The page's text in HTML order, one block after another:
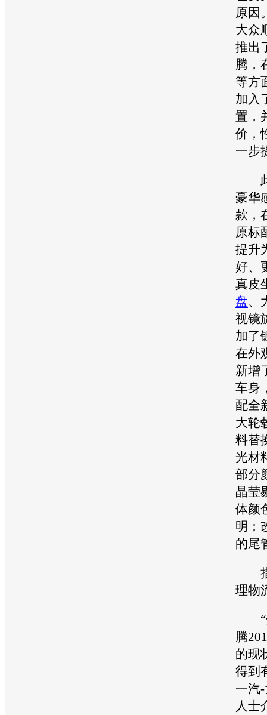
原因
大众
推出
腾
等方
加入
置，
价，
一步
此
豪华
款，
原标
提升
好、
真皮
盘、
视镜
加了
在外
新增
车身
配全
大轮
料替
光材
部分
晶莹
体颜
明；
的尾
措
理物
“
腾
的现
得到
一汽
人士